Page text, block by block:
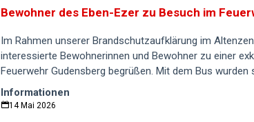
Bewohner des Eben-Ezer zu Besuch im
Im Rahmen unserer Brandschutzaufklärung im
interessierte Bewohnerinnen und Bewohner zu einer
Feuerwehr Gudensberg begrüßen. Mit dem Bus wurden
Informationen
14 Mai 2026